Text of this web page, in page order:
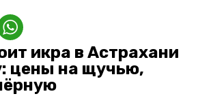
икра в Астрахани
цены на щучью,